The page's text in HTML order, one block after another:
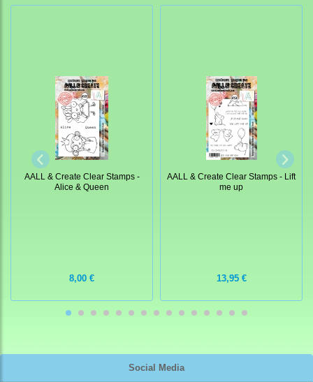
Social Media
AALL & Create Clear Stamps -
Alice & Queen
8,00 €
AALL & Create Clear Stamps - Lift
me up
13,95 €